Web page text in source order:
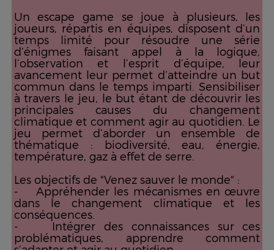
Un escape game se joue à plusieurs, les
joueurs, répartis en équipes, disposent d’un
temps limité pour résoudre une série
d’énigmes faisant appel à la logique,
l’observation et l’esprit d’équipe, leur
avancement leur permet d’atteindre un but
commun dans le temps imparti. Sensibiliser
à travers le jeu, le but étant de découvrir les
principales causes du changement
climatique et comment agir au quotidien. Le
jeu permet d’aborder un ensemble de
thématique : biodiversité, eau, énergie,
température, gaz à effet de serre.
Les objectifs de "Venez sauver le monde" :
- Appréhender les mécanismes en œuvre
dans le changement climatique et les
conséquences.
- Intégrer des connaissances sur ces
problématiques, apprendre comment